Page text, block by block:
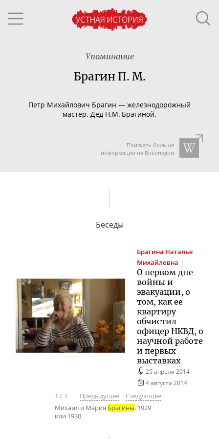
Упоминание
Брагин П. М.
Петр Михайлович Брагин — железнодорожный
мастер. Дед Н.М. Брагиной.
Поискать больше
информации на Википедии
Беседы
Брагина Наталья
Михайловна
О первом дне
войны и
эвакуации, о
том, как ее
квартиру
обчистил
офицер НКВД, о
научной работе
и первых
выставках
25 апреля 2014
4 августа 2014
1 /3 Предыдущее
Следующее
Михаил и Мария Брагины. 1929
или 1930